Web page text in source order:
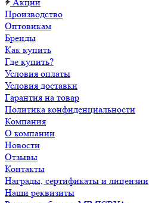
Производство
Оптовикам
Бренды
Как купить
Где купить?
Условия оплаты
Условия доставки
Гарантия на товар
Политика конфиденциальности
Компания
О компании
Новости
Отзывы
Контакты
Награды, сертификаты и лицензии
Наши реквизиты